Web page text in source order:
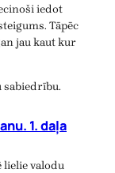
iedot
Tāpēc
jau kaut kur
sabiedrību.
1. daļa
lielie valodu